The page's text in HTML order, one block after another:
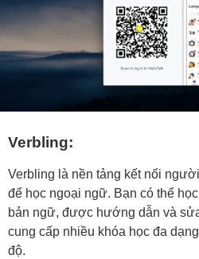
Verbling:
Verbling là nền tảng kết nối
để học ngoại ngữ. Bạn có thể
bản ngữ, được hướng dẫn và
cung cấp nhiều khóa học đa
độ.